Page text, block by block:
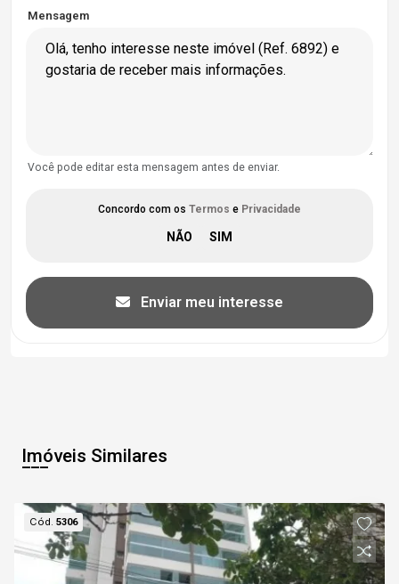
Mensagem
Você pode editar esta mensagem antes de enviar.
Concordo com os Termos e Privacidade
Enviar meu interesse
Imóveis Similares
Cód.5306